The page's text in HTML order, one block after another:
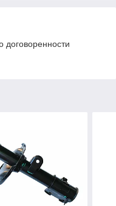
договоренности